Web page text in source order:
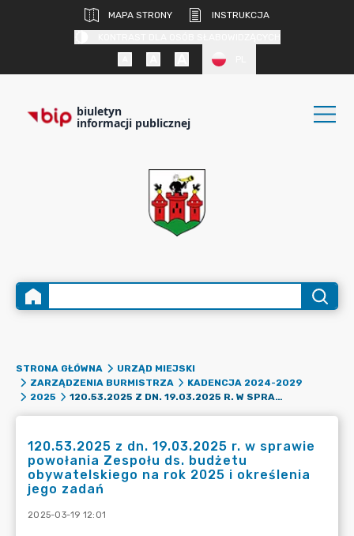
MAPA STRONY
INSTRUKCJA
biuletyn
informacji publicznej
STRONA GŁÓWNA
URZĄD MIEJSKI
ZARZĄDZENIA BURMISTRZA
KADENCJA 2024-2029
2025
120.53.2025 Z DN. 19.03.2025 R. W SPRAWIE POWOŁANIA ZESPOŁU DS. BUDŻETU OBYWATELSKIEGO NA ROK 2025 I OKREŚLENIA JEGO ZADAŃ
120.53.2025 z dn. 19.03.2025 r. w sprawie
powołania Zespołu ds. budżetu
obywatelskiego na rok 2025 i określenia
jego zadań
2025-03-19 12:01